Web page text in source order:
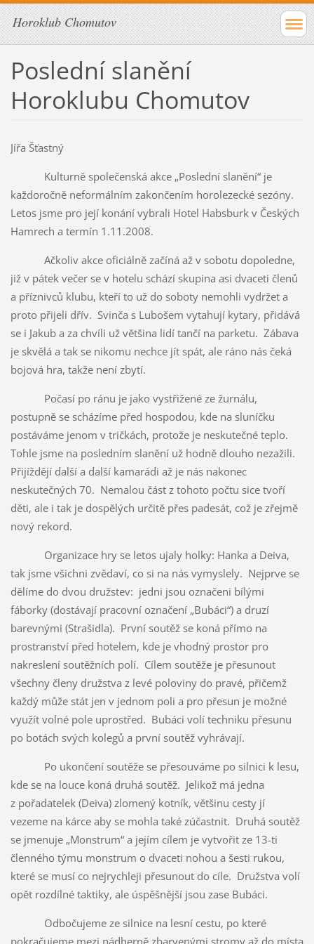
Horoklub Chomutov
Poslední slanění
Horoklubu Chomutov
Jířa Šťastný
Kulturně společenská akce „Poslední slanění“ je
každoročně neformálním zakončením horolezecké sezóny.
Letos jsme pro její konání vybrali Hotel Habsburk v Českých
Hamrech a termín 1.11.2008.
Ačkoliv akce oficiálně začíná až v sobotu dopoledne,
již v pátek večer se v hotelu schází skupina asi dvaceti členů
a příznivců klubu, kteří to už do soboty nemohli vydržet a
proto přijeli dřív. Svinča s Lubošem vytahují kytary, přidává
se i Jakub a za chvíli už většina lidí tančí na parketu. Zábava
je skvělá a tak se nikomu nechce jít spát, ale ráno nás čeká
bojová hra, takže není zbytí.
Počasí po ránu je jako vystřižené ze žurnálu,
postupně se scházíme před hospodou, kde na sluníčku
postáváme jenom v tričkách, protože je neskutečné teplo.
Tohle jsme na posledním slanění už hodně dlouho nezažili.
Přijíždějí další a další kamarádi až je nás nakonec
neskutečných 70. Nemalou část z tohoto počtu sice tvoří
děti, ale i tak je dospělých určitě přes padesát, což je zřejmě
nový rekord.
Organizace hry se letos ujaly holky: Hanka a Deiva,
tak jsme všichni zvědaví, co si na nás vymyslely. Nejprve se
dělíme do dvou družstev: jedni jsou označeni bílými
fáborky (dostávají pracovní označení „Bubáci“) a druzí
barevnými (Strašidla). První soutěž se koná přímo na
prostranství před hotelem, kde je vhodný prostor pro
nakreslení soutěžních polí. Cílem soutěže je přesunout
všechny členy družstva z levé poloviny do pravé, přičemž
každý může stát jen v jednom poli a pro přesun je možné
využít volné pole uprostřed. Bubáci volí techniku přesunu
po botách svých kolegů a první soutěž vyhrávají.
Po ukončení soutěže se přesouváme po silnici k lesu,
kde se na louce koná druhá soutěž. Jelikož má jedna
z pořadatelek (Deiva) zlomený kotník, většinu cesty jí
vezeme na kárce aby se mohla také zúčastnit. Druhá soutěž
se jmenuje „Monstrum“ a jejím cílem je vytvořit ze 13-ti
členného týmu monstrum o dvaceti nohou a šesti rukou,
které se musí co nejrychleji přesunout do cíle. Družstva volí
opět rozdílné taktiky, ale úspěšnější jsou zase Bubáci.
Odbočujeme ze silnice na lesní cestu, po které
pokračujeme mezi nádherně zbarvenými stromy až do místa